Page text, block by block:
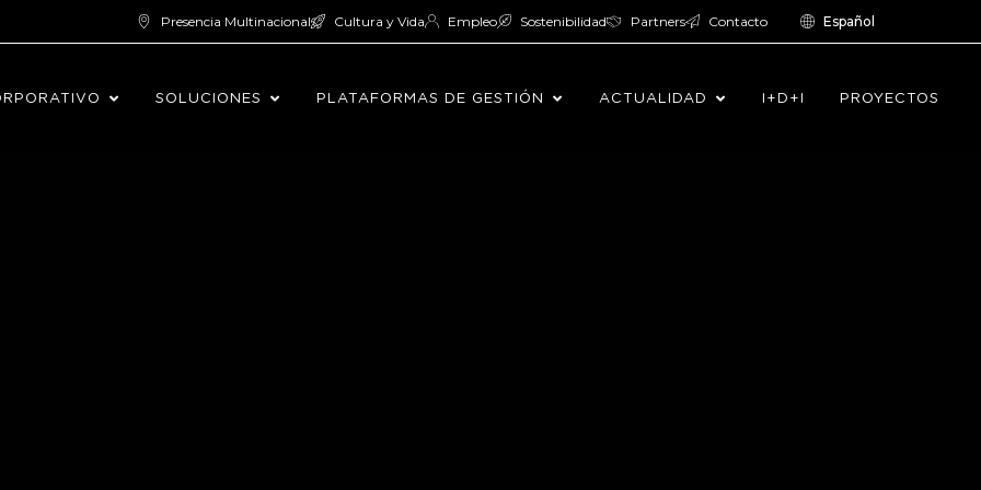
Presencia Multinacional Cultura y Vida Empleo Sostenibilidad Partners Contacto Español
SOLUCIONES PLATAFORMAS DE GESTIÓN ACTUALIDAD I+D+I PROYECTOS